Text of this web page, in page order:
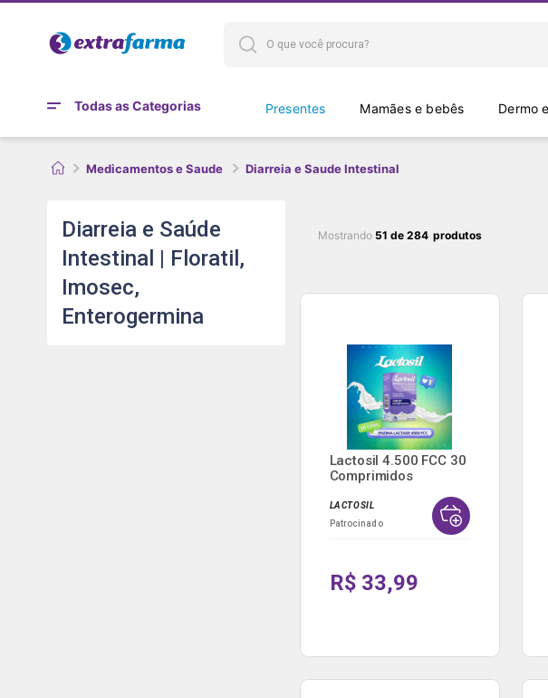
Todas as Categorias Presentes Mamães e bebês Dermo
Medicamentos e Saude Diarreia e Saude Intestinal
Diarreia e Saúde
Intestinal | Floratil,
Imosec,
Enterogermina
Mostrando 51 de 284
Lactosil 4.500 FCC 30
Comprimidos
LACTOSIL
Patrocinado
R$ 33,99